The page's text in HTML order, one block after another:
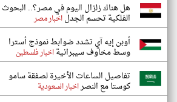
هل هناك زلزال اليوم في مصر؟.. البحوث
الفلكية تحسم الجدلاخبار مصر
أوبن إيه آي تشدد ضوابط نموذج أسترا
وسط مخاوف سيبرانيةاخبار فلسطين
تفاصيل الساعات الأخيرة لصفقة سامو
كوستا مع النصراخبار السعودية